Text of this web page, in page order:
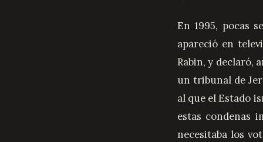
En 1995, pocas
apareció en
Rabin, y declaró,
un tribunal de
al que el Estado
estas condenas
necesitaba los